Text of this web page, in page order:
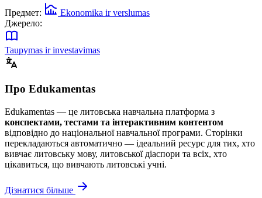
Предмет:
Ekonomika ir verslumas
Джерело:
Taupymas ir investavimas
Про Edukamentas
Edukamentas — це литовська навчальна платформа з
конспектами, тестами та інтерактивним контентом
відповідно до національної навчальної програми. Сторінки
перекладаються автоматично — ідеальний ресурс для тих, хто
вивчає литовську мову, литовської діаспори та всіх, хто
цікавиться, що вивчають литовські учні.
Дізнатися більше